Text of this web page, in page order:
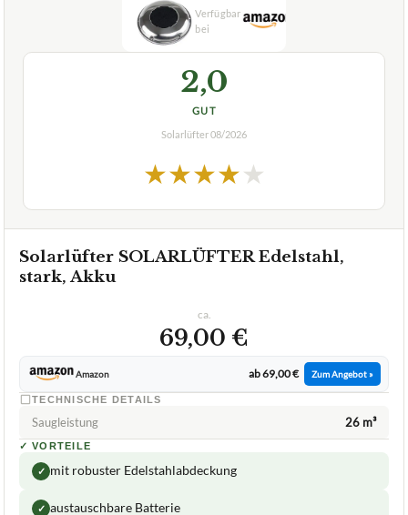
2,0
GUT
Solarlüfter08/2026
★★★★★
Solarlüfter SOLARLÜFTER Edelstahl,
stark, Akku
ca.
69,00 €
Amazon ab 69,00 € Zum Angebot »
TECHNISCHE DETAILS
Saugleistung 26 m³
✓ VORTEILE
✓ mit robuster Edelstahlabdeckung
✓ austauschbare Batterie